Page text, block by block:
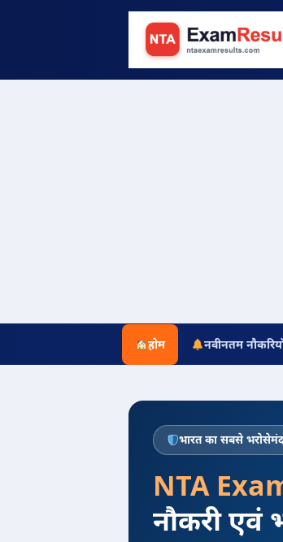
होम नवीनतम
भारत का सबसे भरोसेमंद
NTA
नौकरी एवं